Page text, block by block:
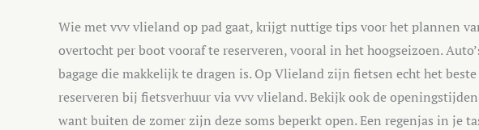
Wie met vvv vlieland op pad gaat, krijgt nuttige tips voor het plannen
overtocht per boot vooraf te reserveren, vooral in het hoogseizoen.
bagage die makkelijk te dragen is. Op Vlieland zijn fietsen echt het
reserveren bij fietsverhuur via vvv vlieland. Bekijk ook de
want buiten de zomer zijn deze soms beperkt open. Een regenjas in je